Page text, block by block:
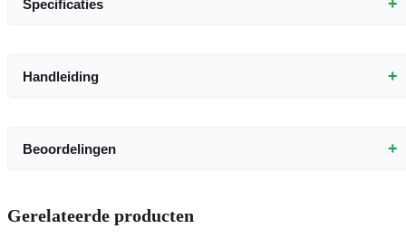
Specificaties +
Handleiding +
Beoordelingen +
Gerelateerde producten